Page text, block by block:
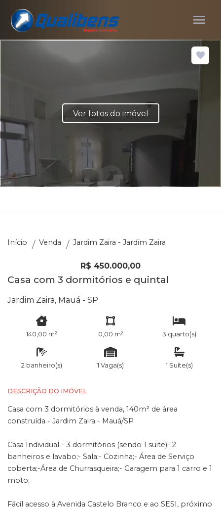
menu
Ver fotos do imóvel
Início Venda Jardim Zaira - Jardim Zaira
R$ 450.000,00
Casa com 3 dormitórios e quintal
Jardim Zaira, Mauá - SP
140,00 m² 0,00 m² 3 quarto(s)
2 banheiro(s) 1 Vaga(s) 1 Suíte(s)
DESCRIÇÃO DO IMÓVEL
Casa com 3 dormitórios à venda, 140m² de área
construída - Jardim Zaira - Mauá/SP
Casa Individual - 3 dormitórios (sendo 1 suite)- 2
banheiros e lavabo;- Sala;- Cozinha;- Área de Serviço
coberta;-Área de Churrasqueira;- Garagem para 1 carro e 1
moto;
Fácil acesso à Avenida Castelo Branco e ao SESI, próximo